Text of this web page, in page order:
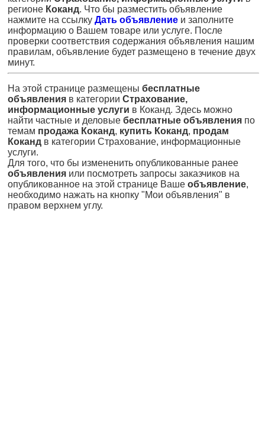
регионе Коканд. Что бы разместить объявление
нажмите на ссылку Дать объявление и заполните
информацию о Вашем товаре или услуге. После
проверки соответствия содержания объявления нашим
правилам, объявление будет размещено в течение двух
минут.
На этой странице размещены бесплатные
объявления в категории Страхование,
информационные услуги в Коканд. Здесь можно
найти частные и деловые бесплатные объявления по
темам продажа Коканд, купить Коканд, продам
Коканд в категории Страхование, информационные
услуги.
Для того, что бы измененить опубликованные ранее
объявления или посмотреть запросы заказчиков на
опубликованное на этой странице Ваше объявление,
необходимо нажать на кнопку "Мои объявления" в
правом верхнем углу.